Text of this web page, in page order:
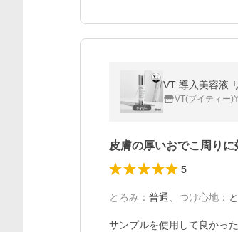
VT 導入美容液
VT(ブイティー
皮膚の厚いおでこ周りに
5
とろみ ： 普通 つけ心地 ：
サンプルを使用して良かっ